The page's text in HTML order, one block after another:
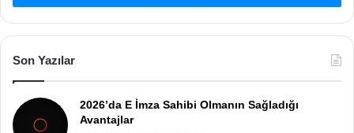
Son Yazılar
2026’da E İmza Sahibi Olmanın Sağladığı
Avantajlar